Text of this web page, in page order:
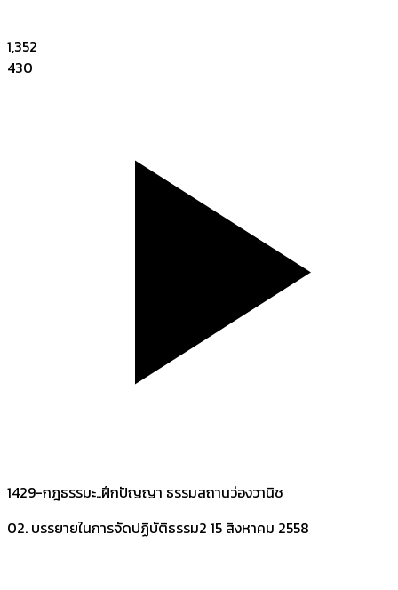
1,352
430
1429-กฎธรรมะ..ฝึกปัญญา ธรรมสถานว่องวานิช
02. บรรยายในการจัดปฏิบัติธรรม2 15 สิงหาคม 2558